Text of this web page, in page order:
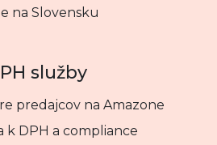
na Slovensku
služby
predajcov na Amazone
k DPH a compliance